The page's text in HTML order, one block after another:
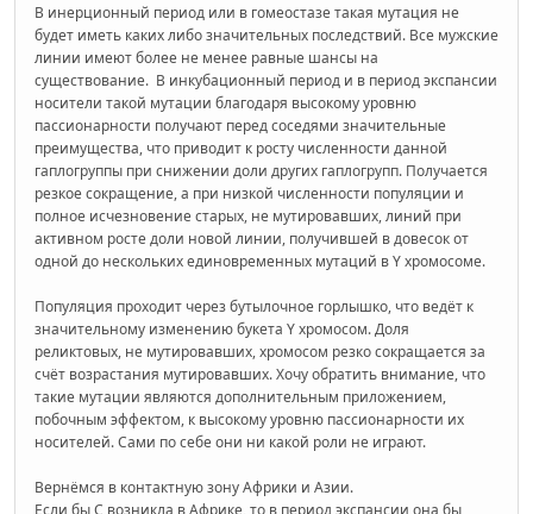
В инерционный период или в гомеостазе такая мутация не
будет иметь каких либо значительных последствий. Все мужские
линии имеют более не менее равные шансы на
существование. В инкубационный период и в период экспансии
носители такой мутации благодаря высокому уровню
пассионарности получают перед соседями значительные
преимущества, что приводит к росту численности данной
гаплогруппы при снижении доли других гаплогрупп. Получается
резкое сокращение, а при низкой численности популяции и
полное исчезновение старых, не мутировавших, линий при
активном росте доли новой линии, получившей в довесок от
одной до нескольких единовременных мутаций в Y хромосоме.
Популяция проходит через бутылочное горлышко, что ведёт к
значительному изменению букета Y хромосом. Доля
реликтовых, не мутировавших, хромосом резко сокращается за
счёт возрастания мутировавших. Хочу обратить внимание, что
такие мутации являются дополнительным приложением,
побочным эффектом, к высокому уровню пассионарности их
носителей. Сами по себе они ни какой роли не играют.
Вернёмся в контактную зону Африки и Азии.
Если бы С возникла в Африке, то в период экспансии она бы